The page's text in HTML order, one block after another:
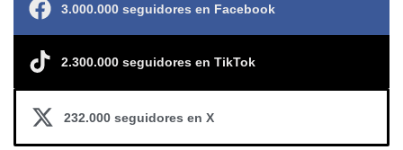
3.000.000 seguidores en Facebook
2.300.000 seguidores en TikTok
232.000 seguidores en X